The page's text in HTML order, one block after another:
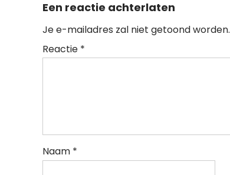
Een reactie achterlaten
Je e-mailadres zal niet getoond worden.
Reactie *
Naam *